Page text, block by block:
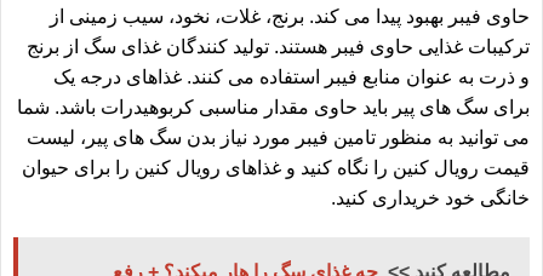
حاوی فیبر بهبود پیدا می کند. برنج، غلات، نخود، سیب زمینی از
ترکیبات غذایی حاوی فیبر هستند. تولید کنندگان غذای سگ از برنج
و ذرت به عنوان منابع فیبر استفاده می کنند. غذاهای درجه یک
برای سگ های پیر باید حاوی مقدار مناسبی کربوهیدرات باشد. شما
می توانید به منظور تامین فیبر مورد نیاز بدن سگ های پیر، لیست
قیمت رویال کنین را نگاه کنید و غذاهای رویال کنین را برای حیوان
خانگی خود خریداری کنید.